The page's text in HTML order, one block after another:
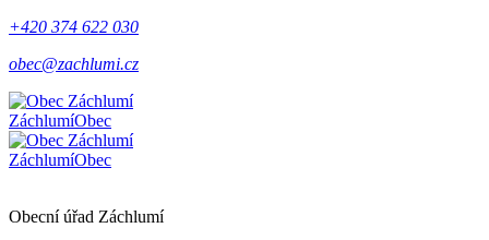
+420 374 622 030
obec@zachlumi.cz
ZáchlumíObec
ZáchlumíObec
Obecní úřad Záchlumí